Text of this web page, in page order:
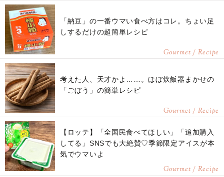
「納豆」の一番ウマい食べ方はコレ。ちょい足
しするだけの超簡単レシピ
Gourmet / Recipe
考えた人、天才かよ……。ほぼ炊飯器まかせの
「ごぼう」の簡単レシピ
Gourmet / Recipe
【ロッテ】「全国民食べてほしい」「追加購入
してる」SNSでも大絶賛♡季節限定アイスが本
気でウマいよ
Gourmet / Recipe